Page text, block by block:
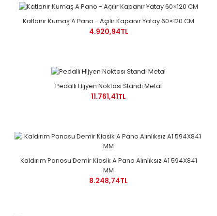
Katlanır Kumaş A Pano - Açılır Kapanır Yatay 60×120 CM
4.920,94TL
Pedallı Hijyen Noktası Standı Metal
11.761,41TL
Kaldırım Panosu Demir Klasik A Pano Alınlıksız A1 594X841
MM
8.248,74TL